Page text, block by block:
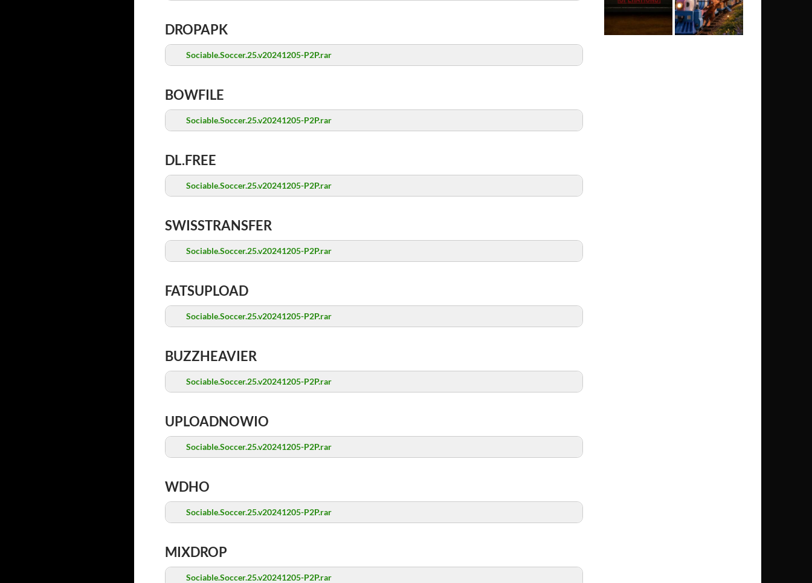
DROPAPK
Sociable.Soccer.25.v20241205-P2P.rar
BOWFILE
Sociable.Soccer.25.v20241205-P2P.rar
DL.FREE
Sociable.Soccer.25.v20241205-P2P.rar
SWISSTRANSFER
Sociable.Soccer.25.v20241205-P2P.rar
FATSUPLOAD
Sociable.Soccer.25.v20241205-P2P.rar
BUZZHEAVIER
Sociable.Soccer.25.v20241205-P2P.rar
UPLOADNOWIO
Sociable.Soccer.25.v20241205-P2P.rar
WDHO
Sociable.Soccer.25.v20241205-P2P.rar
MIXDROP
Sociable.Soccer.25.v20241205-P2P.rar